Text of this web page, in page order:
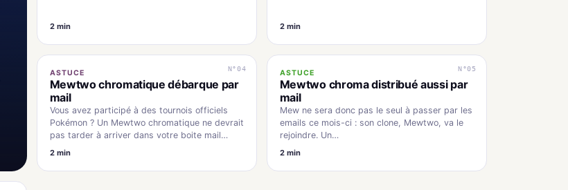
2 min 2 min
N°04
ASTUCE
Mewtwo chromatique débarque par
mail
Vous avez participé à des tournois officiels
Pokémon ? Un Mewtwo chromatique ne devrait
pas tarder à arriver dans votre boite mail…
2 min
N°05
ASTUCE
Mewtwo chroma distribué aussi par
mail
Mew ne sera donc pas le seul à passer par les
emails ce mois-ci : son clone, Mewtwo, va le
rejoindre. Un…
2 min